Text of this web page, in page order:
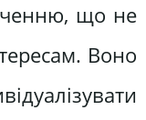
що не
Воно